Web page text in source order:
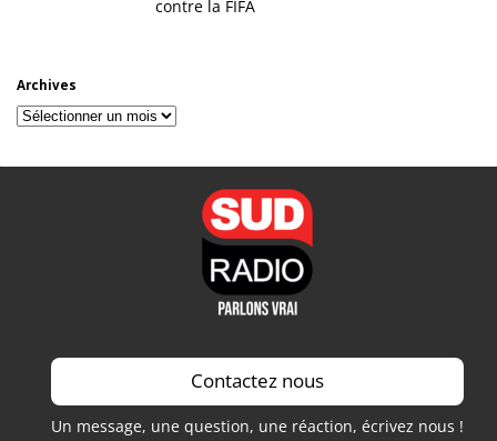
contre la FIFA
Archives
Archives
Contactez nous
Un message, une question, une réaction, écrivez nous !